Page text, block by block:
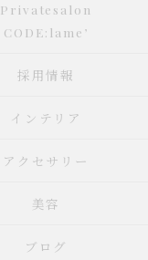
Privatesalon
CODE:lame’
採用情報
インテリア
アクセサリー
美容
ブログ